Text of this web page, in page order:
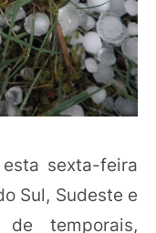
sexta-feira
Sul, Sudeste e
temporais,